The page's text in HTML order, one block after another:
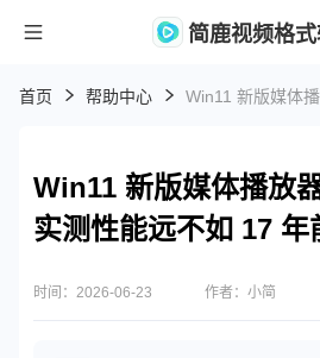
简鹿视频格
首页 帮助中心
Win11 新版媒体播放
实测性能远不如 17 年
时间：2026-06-23 作者：小简